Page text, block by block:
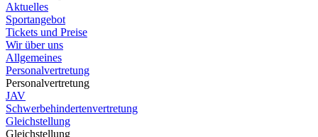
Aktuelles
Sportangebot
Tickets und Preise
Wir über uns
Allgemeines
Personalvertretung
Personalvertretung
JAV
Schwerbehindertenvertretung
Gleichstellung
Gleichstellung